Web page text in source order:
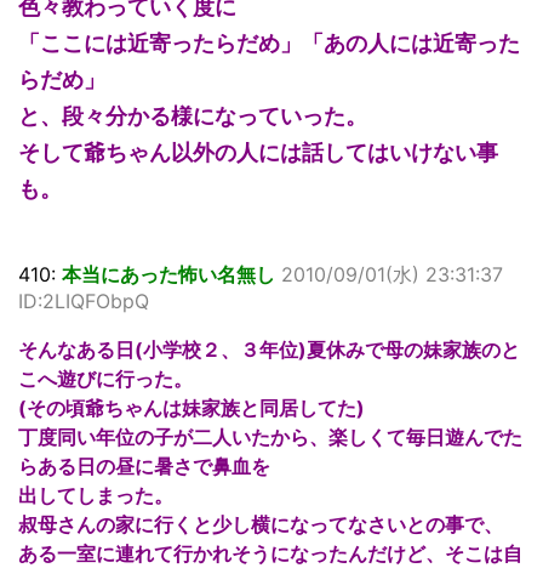
色々教わっていく度に
「ここには近寄ったらだめ」「あの人には近寄った
らだめ」
と、段々分かる様になっていった。
そして爺ちゃん以外の人には話してはいけない事
も。
410: 本当にあった怖い名無し 2010/09/01(水) 23:31:37
ID:2LIQFObpQ
そんなある日(小学校２、３年位)夏休みで母の妹家族のと
こへ遊びに行った。
(その頃爺ちゃんは妹家族と同居してた)
丁度同い年位の子が二人いたから、楽しくて毎日遊んでた
らある日の昼に暑さで鼻血を
出してしまった。
叔母さんの家に行くと少し横になってなさいとの事で、
ある一室に連れて行かれそうになったんだけど、そこは自